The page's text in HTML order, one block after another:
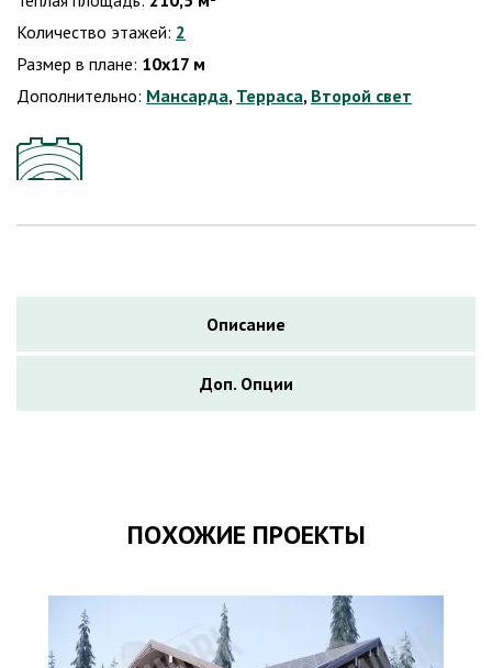
Количество этажей: 2
Размер в плане: 10х17 м
Дополнительно: Мансарда, Терраса, Второй свет
Описание
Доп. Опции
ПОХОЖИЕ ПРОЕКТЫ